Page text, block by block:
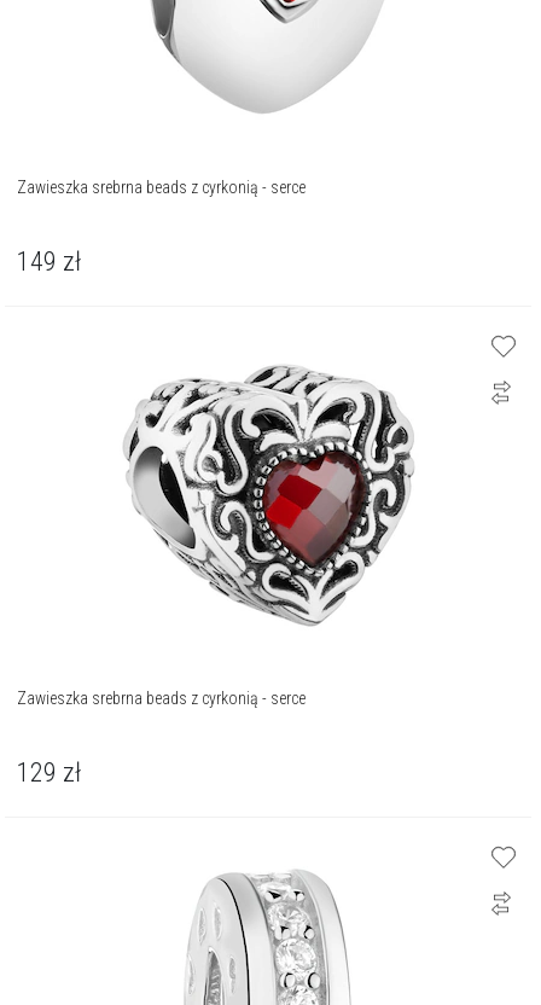
Zawieszka srebrna beads z cyrkonią - serce
149 zł
Zawieszka srebrna beads z cyrkonią - serce
129 zł